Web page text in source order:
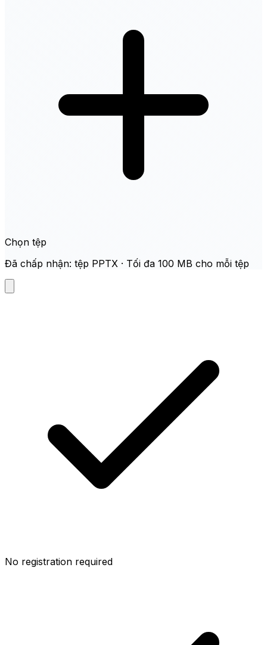
Chọn tệp
Đã chấp nhận: tệp PPTX · Tối đa 100 MB cho mỗi tệp
No registration required